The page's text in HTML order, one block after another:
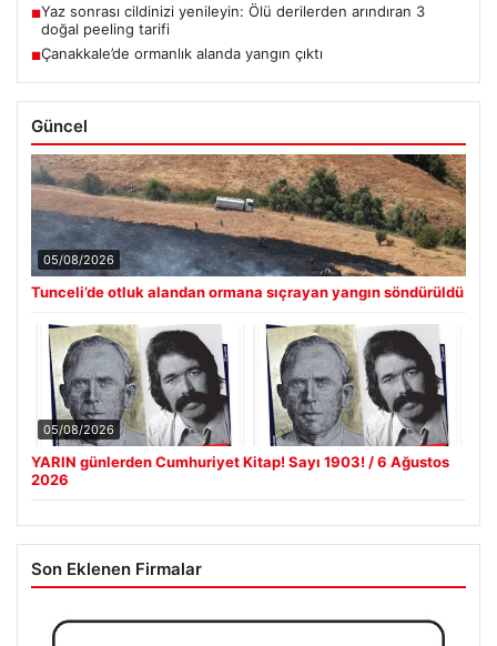
■Yaz sonrası cildinizi yenileyin: Ölü derilerden arındıran 3
doğal peeling tarifi
■Çanakkale’de ormanlık alanda yangın çıktı
Güncel
05/08/2026
Tunceli’de otluk alandan ormana sıçrayan yangın söndürüldü
05/08/2026
YARIN günlerden Cumhuriyet Kitap! Sayı 1903! / 6 Ağustos
2026
Son Eklenen Firmalar